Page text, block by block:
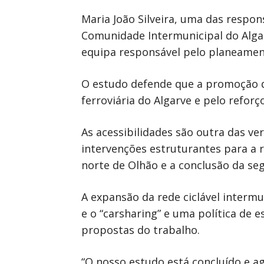
Maria João Silveira, uma das
Comunidade Intermunicipal do
equipa responsável pelo
O estudo defende que a
ferroviária do Algarve e pelo
As acessibilidades são outra das
intervenções estruturantes para a
norte de Olhão e a conclusão da
A expansão da rede ciclável
e o “carsharing” e uma política de
propostas do trabalho.